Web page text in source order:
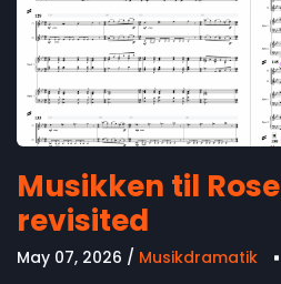
Musikken til
revisited
May 07, 2026 Musikdramatik